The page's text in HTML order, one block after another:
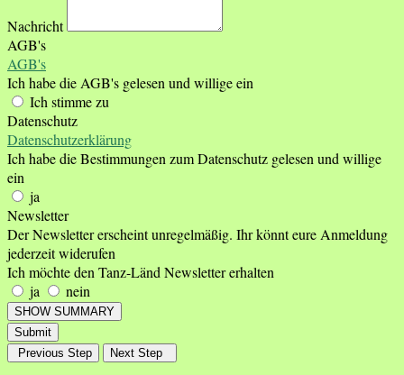
Nachricht
AGB's
AGB's
Ich habe die AGB's gelesen und willige ein
Ich stimme zu
Datenschutz
Datenschutzerklärung
Ich habe die Bestimmungen zum Datenschutz gelesen und willige
ein
ja
Newsletter
Der Newsletter erscheint unregelmäßig. Ihr könnt eure Anmeldung
jederzeit widerufen
Ich möchte den Tanz-Länd Newsletter erhalten
ja
nein
SHOW SUMMARY
Submit
Previous Step
Next Step